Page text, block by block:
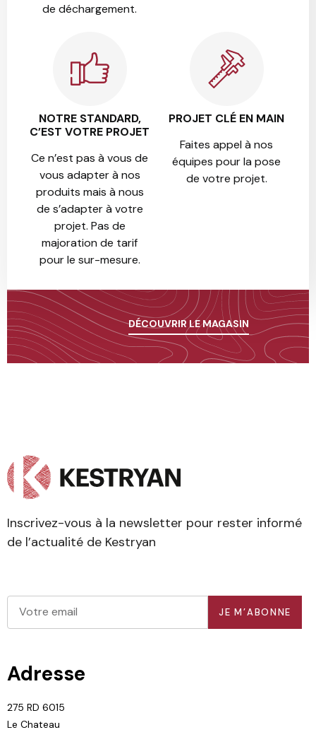
de déchargement.
NOTRE STANDARD,
C’EST VOTRE PROJET
Ce n’est pas à vous de
vous adapter à nos
produits mais à nous
de s’adapter à votre
projet. Pas de
majoration de tarif
pour le sur-mesure.
PROJET CLÉ EN MAIN
Faites appel à nos
équipes pour la pose
de votre projet.
DÉCOUVRIR LE MAGASIN
Inscrivez-vous à la newsletter pour rester informé
de l’actualité de Kestryan
JE M’ABONNE
Adresse
275 RD 6015
Le Chateau